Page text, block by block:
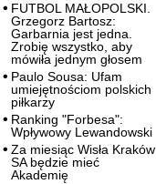
FUTBOL MAŁOPOLSKI.
Grzegorz Bartosz:
Garbarnia jest jedna.
Zrobię wszystko, aby
mówiła jednym głosem
Paulo Sousa: Ufam
umiejętnościom polskich
piłkarzy
Ranking "Forbesa":
Wpływowy Lewandowski
Za miesiąc Wisła Kraków
SA będzie mieć
Akademię